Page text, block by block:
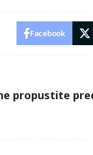
Facebook
propustite